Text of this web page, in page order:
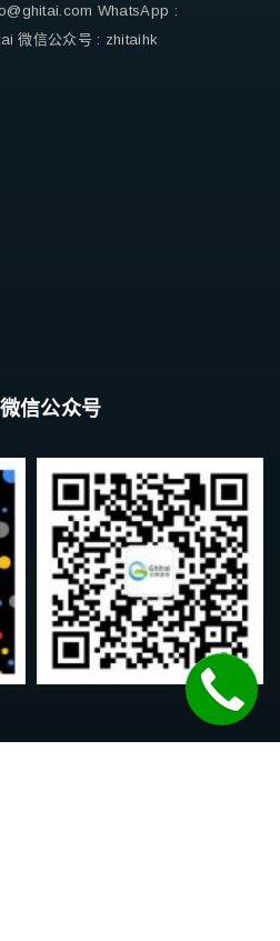
WhatsApp :
微信公众号 : zhitaihk
众号